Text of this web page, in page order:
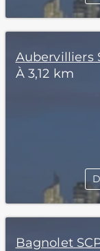
Aubervilliers
À 3,12 km
Bagnolet